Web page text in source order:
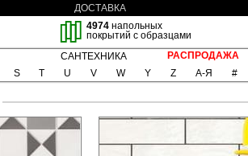
ДОСТАВКА
4974напольных
покрытий с образцами
САНТЕХНИКА
РАСПРОДАЖА
S T U V W Y Z А-Я #